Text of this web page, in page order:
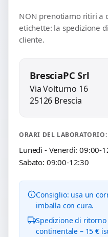
NON prenotiamo ritiri a
etichette: la spedizione
cliente.
BresciaPC Srl
Via Volturno 16
25126 Brescia
ORARI DEL LABORATORIO:
Lunedì - Venerdì: 09:00-
Sabato: 09:00-12:30
Consiglio: usa un
imballa con cura.
Spedizione di
continentale – 15 €